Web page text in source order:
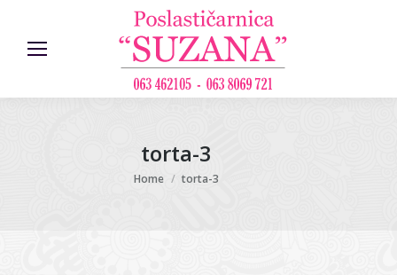
torta-3
You are here:
Home torta-3